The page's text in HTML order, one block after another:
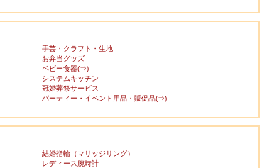
手芸・クラフト・生地
お弁当グッズ
ベビー食器(⇒)
システムキッチン
冠婚葬祭サービス
パーティー・イベント用品・販促品(⇒)
結婚指輪（マリッジリング）
レディース腕時計